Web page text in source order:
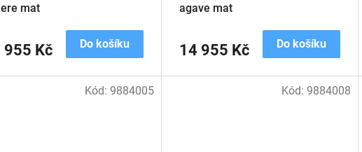
mat
955 Kč Do košíku
agave mat
14 955 Kč Do košíku
Kód: 9884005 Kód: 9884008